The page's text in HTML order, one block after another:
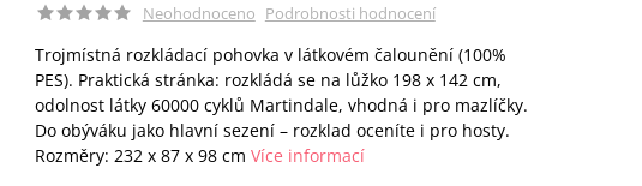
Neohodnoceno Podrobnosti hodnocení
Trojmístná rozkládací pohovka v látkovém čalounění (100%
PES). Praktická stránka: rozkládá se na lůžko 198 x 142 cm,
odolnost látky 60000 cyklů Martindale, vhodná i pro mazlíčky.
Do obýváku jako hlavní sezení – rozklad oceníte i pro hosty.
Rozměry: 232 x 87 x 98 cm Více informací